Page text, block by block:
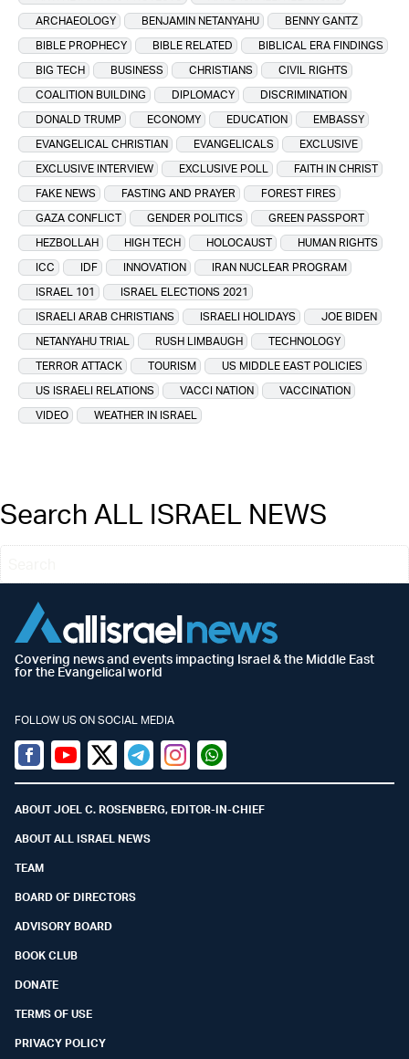
ARCHAEOLOGY
BENJAMIN NETANYAHU
BENNY GANTZ
BIBLE PROPHECY
BIBLE RELATED
BIBLICAL ERA FINDINGS
BIG TECH
BUSINESS CHRISTIANS
CIVIL RIGHTS
COALITION BUILDING
DIPLOMACY
DISCRIMINATION
DONALD TRUMP
ECONOMY EDUCATION
EMBASSY
EVANGELICAL CHRISTIAN
EVANGELICALS
EXCLUSIVE
EXCLUSIVE INTERVIEW
EXCLUSIVE POLL
FAITH IN CHRIST
FAKE NEWS
FASTING AND PRAYER
FOREST FIRES
GAZA CONFLICT
GENDER POLITICS
GREEN PASSPORT
HEZBOLLAH
HIGH TECH HOLOCAUST
HUMAN RIGHTS
ICC
IDF INNOVATION
IRAN NUCLEAR PROGRAM
ISRAEL 101
ISRAEL ELECTIONS 2021
ISRAELI ARAB CHRISTIANS
ISRAELI HOLIDAYS
JOE BIDEN
NETANYAHU TRIAL
RUSH LIMBAUGH
TECHNOLOGY
TERROR ATTACK
TOURISM
US MIDDLE EAST POLICIES
US ISRAELI RELATIONS
VACCI NATION
VACCINATION
VIDEO
WEATHER IN ISRAEL
Search ALL ISRAEL NEWS
Covering news and events impacting Israel & the Middle East
for the Evangelical world
FOLLOW US ON SOCIAL MEDIA
Facebook
YoutubeTwitter (X)
TelegramInstagramWhatsapp
ABOUT JOEL C. ROSENBERG, EDITOR-IN-CHIEF
ABOUT ALL ISRAEL NEWS
TEAM
BOARD OF DIRECTORS
ADVISORY BOARD
BOOK CLUB
DONATE
TERMS OF USE
PRIVACY POLICY